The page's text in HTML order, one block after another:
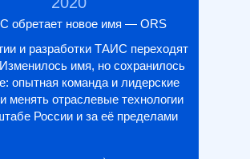
и разработки ТАИС переходят
имя, но сохранилось
опытная команда и лидерские
менять отраслевые технологии
России и за её пределами
обретает новое имя — ORS